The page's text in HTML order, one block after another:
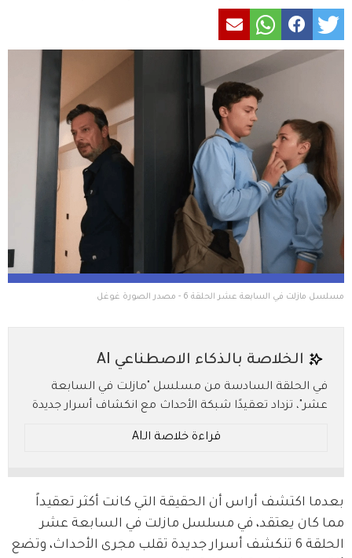
مسلسل مازلت في السابعة عشر الحلقة 6 - مصدر الصورة غوغل
الخلاصة بالذكاء الاصطناعي AI
في الحلقة السادسة من مسلسل "مازلت في السابعة
عشر"، تزداد تعقيدًا شبكة الأحداث مع انكشاف أسرار جديدة
العاصفة. من يقف حقًا وراء تلك الرسائل الغامضة؟ ولماذا
قراءة خلاصة الـAI
بعدما اكتشف أراس أن الحقيقة التي كانت أكثر تعقيداً
مما كان يعتقد، في مسلسل مازلت في السابعة عشر
الحلقة 6 تنكشف أسرار جديدة تقلب مجرى الأحداث، وتضع